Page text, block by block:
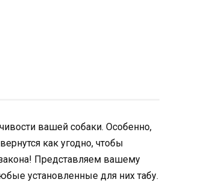
вашей собаки. Особенно,
как угодно, чтобы
Представляем вашему
установленные для них табу.